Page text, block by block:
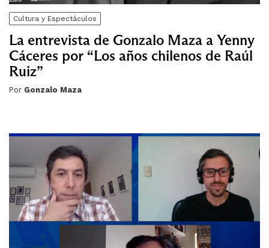
Cultura y Espectáculos
La entrevista de Gonzalo Maza a Yenny
Cáceres por “Los años chilenos de Raúl
Ruiz”
Por Gonzalo Maza